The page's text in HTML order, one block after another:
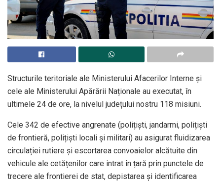
Structurile teritoriale ale Ministerului Afacerilor Interne și
cele ale Ministerului Apărării Naționale au executat, în
ultimele 24 de ore, la nivelul județului nostru 118 misiuni.
Cele 342 de efective angrenate (polițiști, jandarmi, polițiști
de frontieră, polițiști locali și militari) au asigurat fluidizarea
circulației rutiere și escortarea convoaielor alcătuite din
vehicule ale cetățenilor care intrat în țară prin punctele de
trecere ale frontierei de stat, depistarea și identificarea